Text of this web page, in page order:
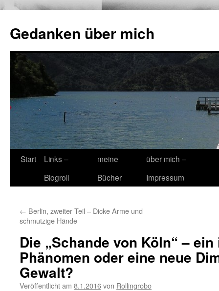
springen
Gedanken über mich
Start
Links –
Blogroll
meine
Bücher
über mich –
Impressum
← Berlin, zweiter Teil – Dicke Arme und
schmutzige Hände
Die „Schande von Köln“ –
Phänomen oder eine neue
Gewalt?
Veröffentlicht am 8.1.2016von Rollingrobo